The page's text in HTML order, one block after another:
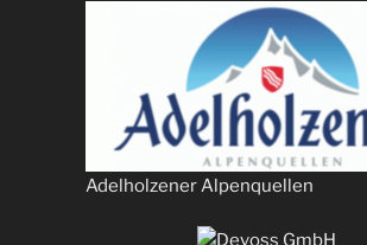
Adelholzener Alpenquellen